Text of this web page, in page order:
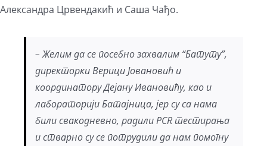
Александра Црвендакић и Саша Чађо.
– Желим да се посебно захвалим “Батуту”,
директорки Верици Јовановић и
координатору Дејану Ивановићу, као и
лабораторији Батајница, јер су са нама
били свакодневно, радили PCR тестирања
и стварно су се потрудили да нам помогну